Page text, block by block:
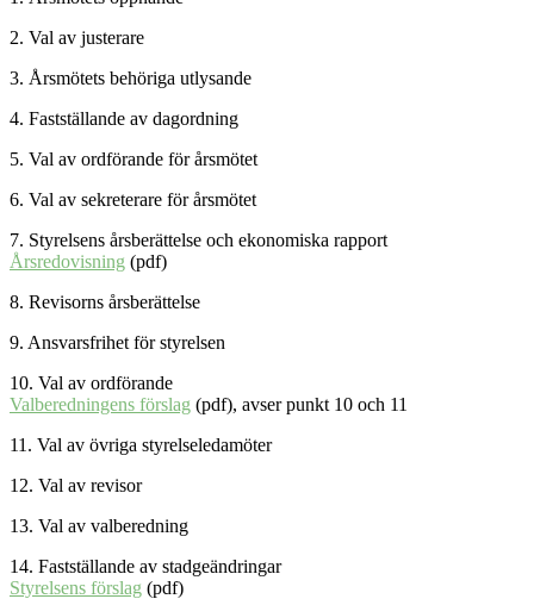
2. Val av justerare
3. Årsmötets behöriga utlysande
4. Fastställande av dagordning
5. Val av ordförande för årsmötet
6. Val av sekreterare för årsmötet
7. Styrelsens årsberättelse och ekonomiska rapport
Årsredovisning (pdf)
8. Revisorns årsberättelse
9. Ansvarsfrihet för styrelsen
10. Val av ordförande
Valberedningens förslag (pdf), avser punkt 10 och 11
11. Val av övriga styrelseledamöter
12. Val av revisor
13. Val av valberedning
14. Fastställande av stadgeändringar
Styrelsens förslag (pdf)